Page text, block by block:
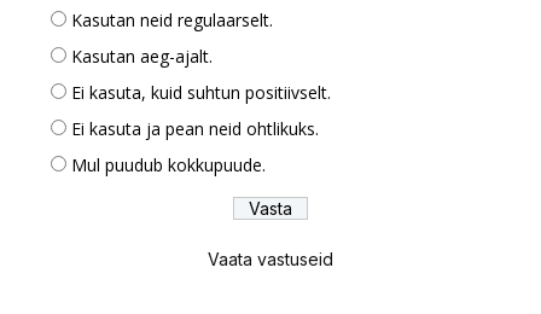
Kasutan neid regulaarselt.
Kasutan aeg-ajalt.
Ei kasuta, kuid suhtun positiivselt.
Ei kasuta ja pean neid ohtlikuks.
Mul puudub kokkupuude.
Vaata vastuseid